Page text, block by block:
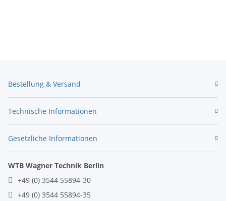
Bestellung & Versand
Technische Informationen
Gesetzliche Informationen
WTB Wagner Technik Berlin
+49 (0) 3544 55894-30
+49 (0) 3544 55894-35